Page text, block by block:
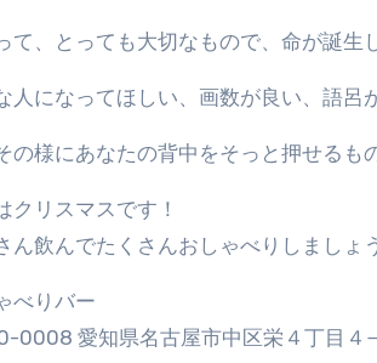
て、とっても大切なもので、命が誕
人になってほしい、画数が良い、語呂
の様にあなたの背中をそっと押せるも
クリスマスです！
ん飲んでたくさんおしゃべりしましょ
べりバー
0008 愛知県名古屋市中区栄４丁目４